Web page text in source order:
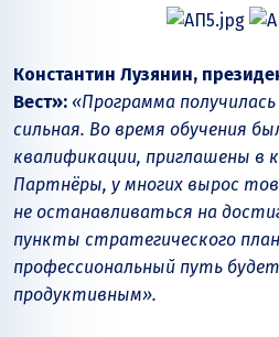
Константин Лузянин,
Вест»: «Программа
сильная. Во время обучения
квалификации, приглашены в
Партнёры, у многих вырос
не останавливаться на
пункты стратегического
профессиональный путь
продуктивным».